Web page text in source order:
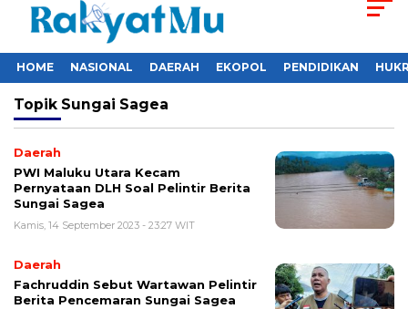
HOME NASIONAL DAERAH EKOPOL PENDIDIKAN
Topik Sungai Sagea
Daerah
PWI Maluku Utara Kecam
Pernyataan DLH Soal Pelintir Berita
Sungai Sagea
Kamis, 14 September 2023 - 23:27 WIT
Daerah
Fachruddin Sebut Wartawan Pelintir
Berita Pencemaran Sungai Sagea